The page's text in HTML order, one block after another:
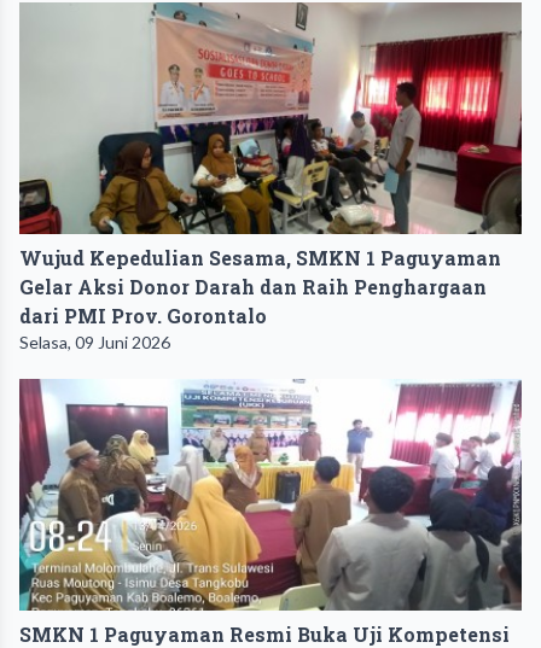
Wujud Kepedulian Sesama, SMKN 1 Paguyaman
Gelar Aksi Donor Darah dan Raih Penghargaan
dari PMI Prov. Gorontalo
Selasa, 09 Juni 2026
SMKN 1 Paguyaman Resmi Buka Uji Kompetensi